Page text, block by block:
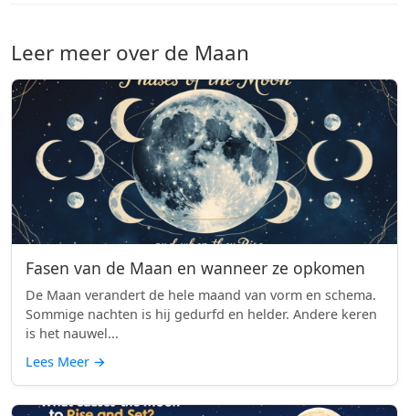
Leer meer over de Maan
Fasen van de Maan en wanneer ze opkomen
De Maan verandert de hele maand van vorm en schema.
Sommige nachten is hij gedurfd en helder. Andere keren
is het nauwel...
Lees Meer →